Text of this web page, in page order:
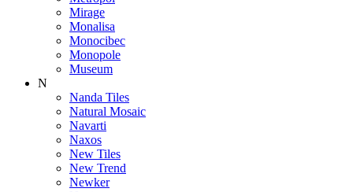
Mirage
Monalisa
Monocibec
Monopole
Museum
N
Nanda Tiles
Natural Mosaic
Navarti
Naxos
New Tiles
New Trend
Newker